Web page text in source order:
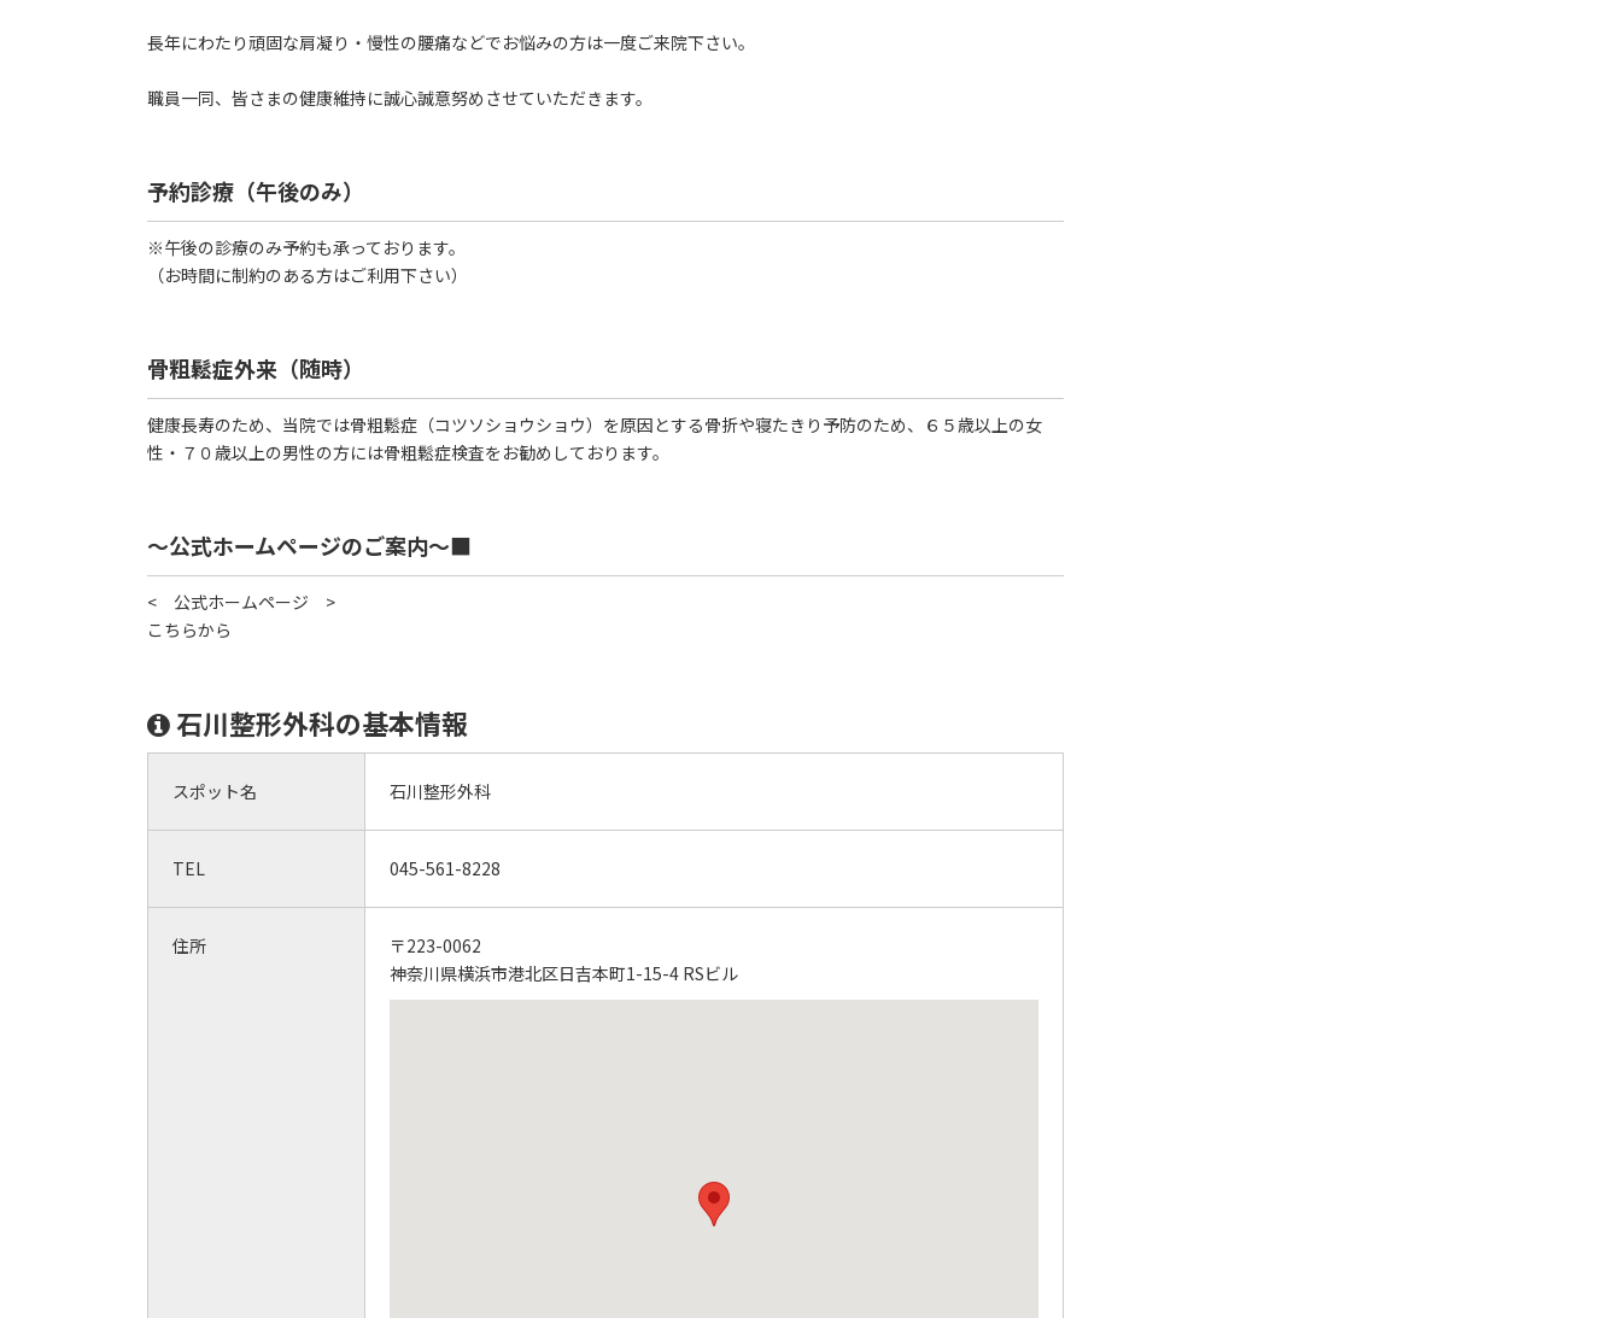
長年にわたり頑固な肩凝り・慢性の腰痛などでお悩みの方は一度ご来院下さい。
職員一同、皆さまの健康維持に誠心誠意努めさせていただきます。
予約診療（午後のみ）
※午後の診療のみ予約も承っております。
（お時間に制約のある方はご利用下さい）
骨粗鬆症外来（随時）
健康長寿のため、当院では骨粗鬆症（コツソショウショウ）を原因とする骨折や寝たきり予防のため、６５歳以上の女
性・７０歳以上の男性の方には骨粗鬆症検査をお勧めしております。
～公式ホームページのご案内～■
< 公式ホームページ >
こちらから
石川整形外科の基本情報
スポット名 石川整形外科
TEL 045-561-8228
住所
〒223-0062
神奈川県横浜市港北区日吉本町1-15-4 RSビル